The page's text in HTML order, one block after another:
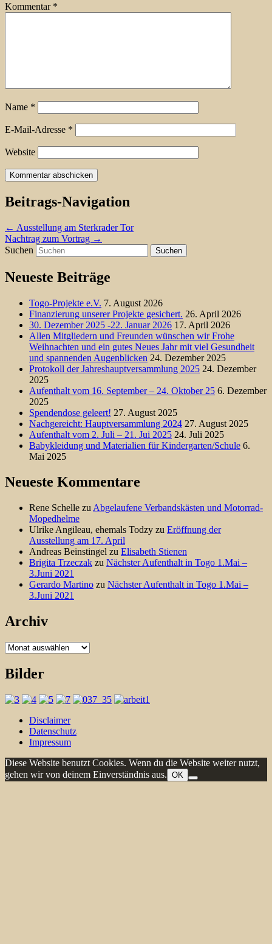
Kommentar *
Name *
E-Mail-Adresse *
Website
Beitrags-Navigation
← Ausstellung am Sterkrader Tor
Nachtrag zum Vortrag →
Suchen
Neueste Beiträge
Togo-Projekte e.V. 7. August 2026
Finanzierung unserer Projekte gesichert. 26. April 2026
30. Dezember 2025 -22. Januar 2026 17. April 2026
Allen Mitgliedern und Freunden wünschen wir Frohe
Weihnachten und ein gutes Neues Jahr mit viel Gesundheit
und spannenden Augenblicken 24. Dezember 2025
Protokoll der Jahreshauptversammlung 2025 24. Dezember
2025
Aufenthalt vom 16. September – 24. Oktober 25 6. Dezember
2025
Spendendose geleert! 27. August 2025
Nachgereicht: Hauptversammlung 2024 27. August 2025
Aufenthalt vom 2. Juli – 21. Jui 2025 24. Juli 2025
Babykleidung und Materialien für Kindergarten/Schule 6.
Mai 2025
Neueste Kommentare
Rene Schelle zu Abgelaufene Verbandskästen und Motorrad-
Mopedhelme
Ulrike Angileau, ehemals Todzy zu Eröffnung der
Ausstellung am 17. April
Andreas Beinstingel zu Elisabeth Stienen
Brigita Trzeczak zu Nächster Aufenthalt in Togo 1.Mai –
3.Juni 2021
Gerardo Martino zu Nächster Aufenthalt in Togo 1.Mai –
3.Juni 2021
Archiv
Archiv
Bilder
Disclaimer
Datenschutz
Impressum
Diese Website benutzt Cookies. Wenn du die Website weiter nutzt,
gehen wir von deinem Einverständnis aus. OK